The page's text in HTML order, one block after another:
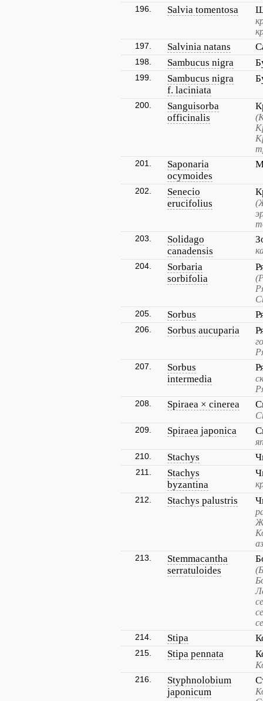
196. Salvia tomentosa
197. Salvinia natans
198. Sambucus nigra
199.
Sambucus nigra
f. laciniata
200.
Sanguisorba
officinalis
201.
Saponaria
ocymoides
202.
Senecio
erucifolius
203.
Solidago
canadensis
204.
Sorbaria
sorbifolia
205. Sorbus
206. Sorbus aucuparia
207.
Sorbus
intermedia
208. Spiraea × cinerea
209. Spiraea japonica
210. Stachys
211.
Stachys
byzantina
212. Stachys palustris
213.
Stemmacantha
serratuloides
214. Stipa
215. Stipa pennata
216.
Styphnolobium
japonicum